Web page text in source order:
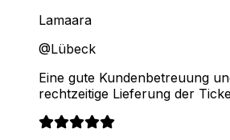
Lamaara
@Lübeck
Eine gute Kundenbetreuung
rechtzeitige Lieferung der